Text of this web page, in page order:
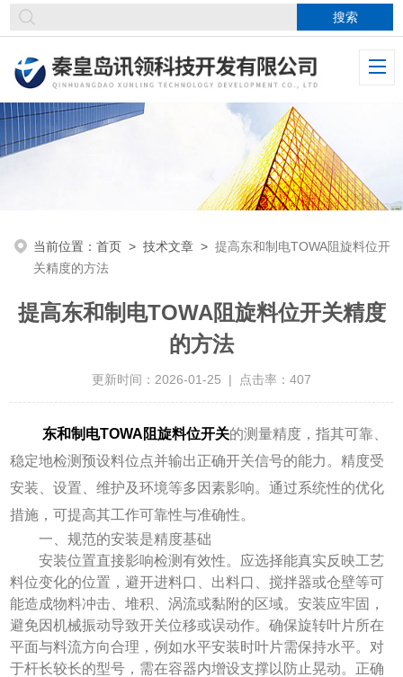
当前位置：首页 >技术文章 >提高东和制电TOWA阻旋料位开
关精度的方法
提高东和制电TOWA阻旋料位开关精度
的方法
更新时间：2026-01-25 | 点击率：407
东和制电TOWA阻旋料位开关的测量精度，指其可靠、
稳定地检测预设料位点并输出正确开关信号的能力。精度受
安装、设置、维护及环境等多因素影响。通过系统性的优化
措施，可提高其工作可靠性与准确性。
一、规范的安装是精度基础
安装位置直接影响检测有效性。应选择能真实反映工艺
料位变化的位置，避开进料口、出料口、搅拌器或仓壁等可
能造成物料冲击、堆积、涡流或黏附的区域。安装应牢固，
避免因机械振动导致开关位移或误动作。确保旋转叶片所在
平面与料流方向合理，例如水平安装时叶片需保持水平。对
于杆长较长的型号，需在容器内增设支撑以防止晃动。正确